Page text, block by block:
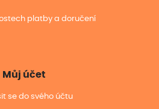
platby a doručení
Můj účet
se do svého účtu